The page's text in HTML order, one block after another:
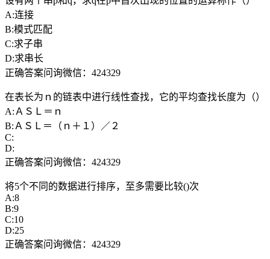
A:连接
B:模式匹配
C:求子串
D:求串长
正确答案问询微信：424329
在表长为ｎ的链表中进行线性查找，它的平均查找长度为（）
A:ＡＳＬ＝ｎ
B:ＡＳＬ＝（ｎ＋１）／２
C:
D:
正确答案问询微信：424329
将5个不同的数据进行排序，至多需要比较()次
A:8
B:9
C:10
D:25
正确答案问询微信：424329